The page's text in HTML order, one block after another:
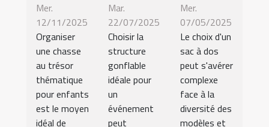
Mer.
12/11/2025
Organiser
une chasse
au trésor
thématique
pour enfants
est le moyen
idéal de
Mar.
22/07/2025
Choisir la
structure
gonflable
idéale pour
un
événement
peut
Mer.
07/05/2025
Le choix d'un
sac à dos
peut s'avérer
complexe
face à la
diversité des
modèles et